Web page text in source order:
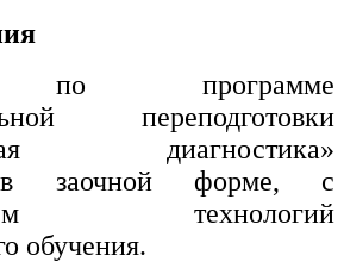
по программе
переподготовки
диагностика»
в заочной форме, с
технологий
обучения.